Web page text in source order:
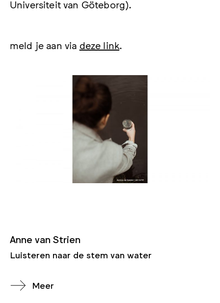
Universiteit van Göteborg).
meld je aan via deze link.
Anne van Strien
Luisteren naar de stem van water
Meer